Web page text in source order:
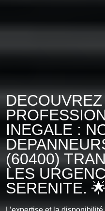
INEGALE :
(60400)
LES
SERENITE.